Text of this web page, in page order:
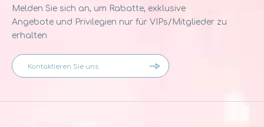
Melden Sie sich an, um Rabatte, exklusive
Angebote und Privilegien nur für VIPs/Mitglieder zu
erhalten